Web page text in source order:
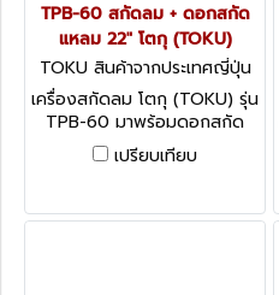
TPB-60 สกัดลม + ดอกสกัด
แหลม 22" โตกุ (TOKU)
TOKU สินค้าจากประเทศญี่ปุ่น
TPB-60
เครื่องสกัดลม โตกุ (TOKU) รุ่น
TPB-60 มาพร้อมดอกสกัด
แหลมยาว 22 นิ้ว สำหรับงาน
หนักที่คอนกรีตมีความแข็งสูง มี
ดอกได้ง่าย ขนาดลูกสูบ 57.15
เปรียบเทียบ